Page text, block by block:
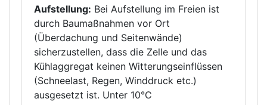
Aufstellung: Bei Aufstellung im Freien ist
durch Baumaßnahmen vor Ort
(Überdachung und Seitenwände)
sicherzustellen, dass die Zelle und das
Kühlaggregat keinen Witterungseinflüssen
(Schneelast, Regen, Winddruck etc.)
ausgesetzt ist. Unter 10°C